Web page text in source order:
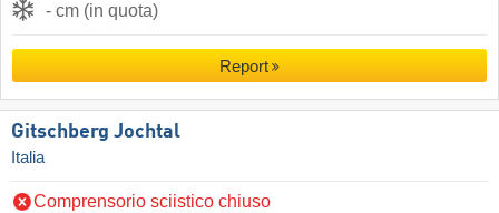
- cm (in quota)
Report
Gitschberg Jochtal
Italia
Comprensorio sciistico chiuso